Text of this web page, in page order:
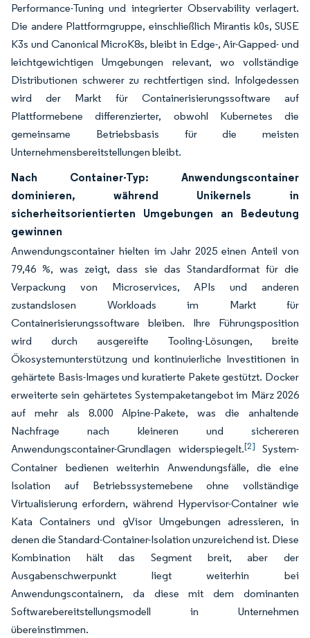
Performance-Tuning und integrierter Observability verlagert.
Die andere Plattformgruppe, einschließlich Mirantis k0s, SUSE
K3s und Canonical MicroK8s, bleibt in Edge-, Air-Gapped- und
leichtgewichtigen Umgebungen relevant, wo vollständige
Distributionen schwerer zu rechtfertigen sind. Infolgedessen
wird der Markt für Containerisierungssoftware auf
Plattformebene differenzierter, obwohl Kubernetes die
gemeinsame Betriebsbasis für die meisten
Unternehmensbereitstellungen bleibt.
Nach Container-Typ: Anwendungscontainer
dominieren, während Unikernels in
sicherheitsorientierten Umgebungen an Bedeutung
gewinnen
Anwendungscontainer hielten im Jahr 2025 einen Anteil von
79,46 %, was zeigt, dass sie das Standardformat für die
Verpackung von Microservices, APIs und anderen
zustandslosen Workloads im Markt für
Containerisierungssoftware bleiben. Ihre Führungsposition
wird durch ausgereifte Tooling-Lösungen, breite
Ökosystemunterstützung und kontinuierliche Investitionen in
gehärtete Basis-Images und kuratierte Pakete gestützt. Docker
erweiterte sein gehärtetes Systempaketangebot im März 2026
auf mehr als 8.000 Alpine-Pakete, was die anhaltende
Nachfrage nach kleineren und sichereren
Anwendungscontainer-Grundlagen widerspiegelt.[2] System-
Container bedienen weiterhin Anwendungsfälle, die eine
Isolation auf Betriebssystemebene ohne vollständige
Virtualisierung erfordern, während Hypervisor-Container wie
Kata Containers und gVisor Umgebungen adressieren, in
denen die Standard-Container-Isolation unzureichend ist. Diese
Kombination hält das Segment breit, aber der
Ausgabenschwerpunkt liegt weiterhin bei
Anwendungscontainern, da diese mit dem dominanten
Softwarebereitstellungsmodell in Unternehmen
übereinstimmen.